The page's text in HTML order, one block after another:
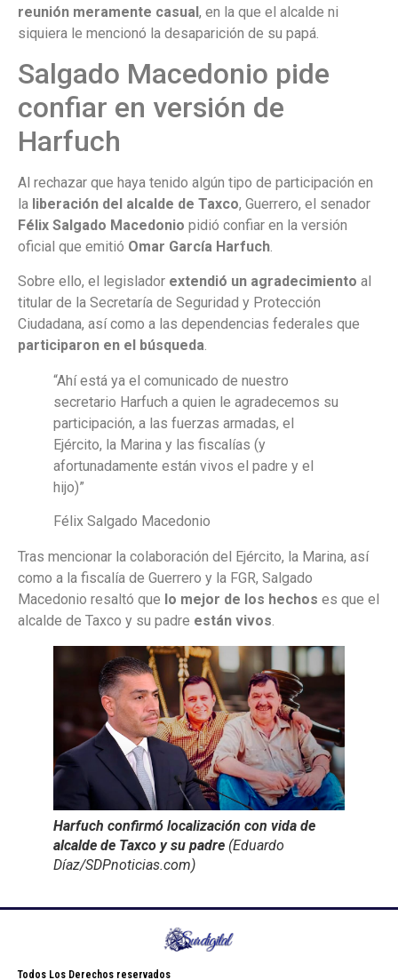
reunión meramente casual, en la que el alcalde ni
siquiera le mencionó la desaparición de su papá.
Salgado Macedonio pide
confiar en versión de
Harfuch
Al rechazar que haya tenido algún tipo de participación en
la liberación del alcalde de Taxco, Guerrero, el senador
Félix Salgado Macedonio pidió confiar en la versión
oficial que emitió Omar García Harfuch.
Sobre ello, el legislador extendió un agradecimiento al
titular de la Secretaría de Seguridad y Protección
Ciudadana, así como a las dependencias federales que
participaron en el búsqueda
“Ahí está ya el comunicado de nuestro
secretario Harfuch a quien le agradecemos su
participación, a las fuerzas armadas, el
Ejército, la Marina y las fiscalías (y
afortunadamente están vivos el padre y el
hijo)”
Félix Salgado Macedonio
Tras mencionar la colaboración del Ejército, la Marina, así
como a la fiscalía de Guerrero y la FGR, Salgado
Macedonio resaltó que lo mejor de los hechos es que el
alcalde de Taxco y su padre están vivos.
Harfuch confirmó localización con vida de
alcalde de Taxco y su padre (Eduardo
Díaz/SDPnoticias.com)
Todos Los Derechos reservados